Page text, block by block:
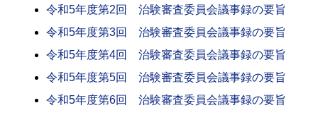
令和5年度第2回 治験審査委員会議事録の要旨
令和5年度第3回 治験審査委員会議事録の要旨
令和5年度第4回 治験審査委員会議事録の要旨
令和5年度第5回 治験審査委員会議事録の要旨
令和5年度第6回 治験審査委員会議事録の要旨